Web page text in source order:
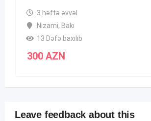
3 həftə əvvəl
Nizami, Bakı
13 Dəfə baxılıb
300 AZN
Leave feedback about this